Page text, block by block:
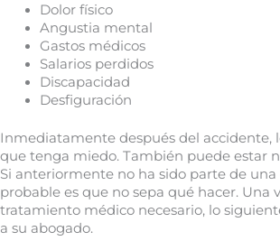
Dolor físico
Angustia mental
Gastos médicos
Salarios perdidos
Discapacidad
Desfiguración
Inmediatamente después del accidente,
que tenga miedo. También puede estar
Si anteriormente no ha sido parte de
probable es que no sepa qué hacer. Una
tratamiento médico necesario, lo
a su abogado.